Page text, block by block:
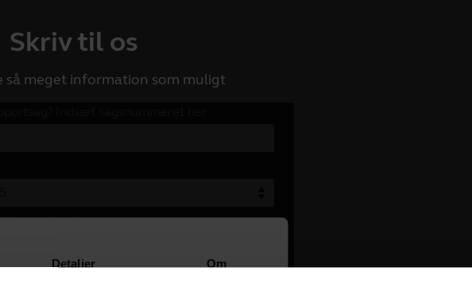
Skriv til os
så meget information som muligt